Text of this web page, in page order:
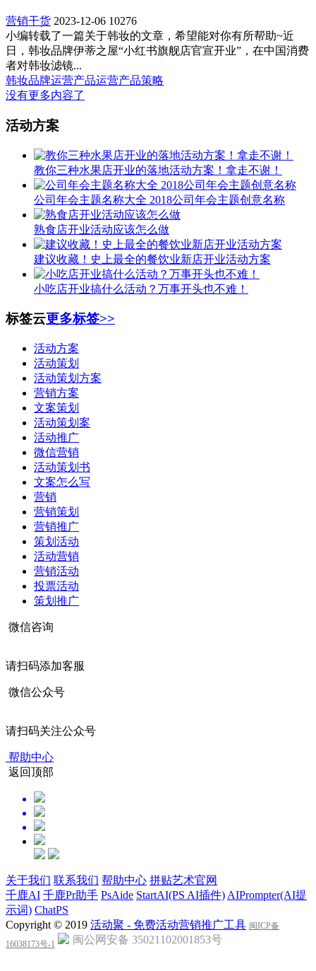
营销干货 2023-12-06 10276
小编转载了一篇关于韩妆的文章，希望能对你有所帮助~近
日，韩妆品牌伊蒂之屋“小红书旗舰店官宣开业”，在中国消费
者对韩妆滤镜...
韩妆品牌运营产品运营产品策略
没有更多内容了
活动方案
教你三种水果店开业的落地活动方案！拿走不谢！
公司年会主题名称大全 2018公司年会主题创意名称
熟食店开业活动应该怎么做
建议收藏！史上最全的餐饮业新店开业活动方案
小吃店开业搞什么活动？万事开头也不难！
标签云更多标签>>
活动方案
活动策划
活动策划方案
营销方案
文案策划
活动策划案
活动推广
微信营销
活动策划书
文案怎么写
营销
营销策划
营销推广
策划活动
活动营销
营销活动
投票活动
策划推广
微信咨询
请扫码添加客服
微信公众号
请扫码关注公众号
帮助中心
返回顶部
关于我们 联系我们 帮助中心 拼贴艺术官网
千鹿AI 千鹿Pr助手 PsAide StartAI(PS AI插件) AIPrompter(AI提
示词) ChatPS
Copyright © 2019 活动聚 - 免费活动营销推广工具 闽ICP备
16038173号-1
闽公网安备 35021102001853号